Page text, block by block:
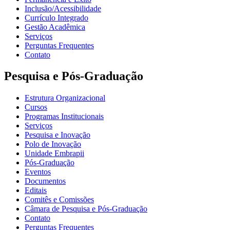
Inclusão/Acessibilidade
Currículo Integrado
Gestão Acadêmica
Serviços
Perguntas Frequentes
Contato
Pesquisa e Pós-Graduação
Estrutura Organizacional
Cursos
Programas Institucionais
Serviços
Pesquisa e Inovação
Polo de Inovação
Unidade Embrapii
Pós-Graduação
Eventos
Documentos
Editais
Comitês e Comissões
Câmara de Pesquisa e Pós-Graduação
Contato
Perguntas Frequentes